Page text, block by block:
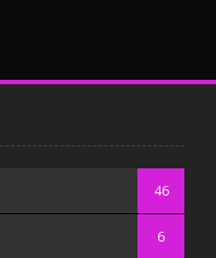
46
6